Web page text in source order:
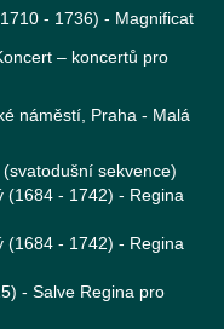
- 1736) - Magnificat
– koncertů pro
náměstí, Praha - Malá
sekvence)
(1684 - 1742) - Regina
(1684 - 1742) - Regina
- Salve Regina pro